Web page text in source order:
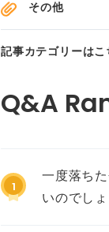
その他
記事カテゴリーはこ
1
一度落ち
いのでしょ